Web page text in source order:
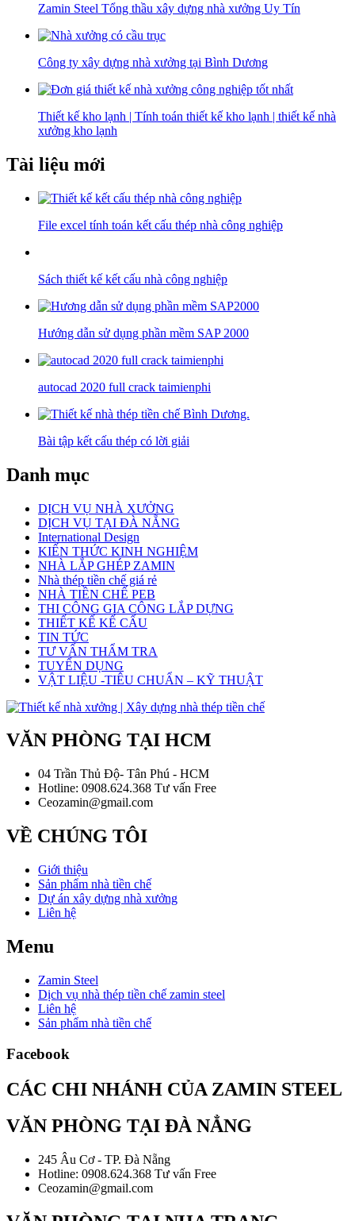
Zamin Steel Tổng thầu xây dựng nhà xưởng Uy Tín
Công ty xây dựng nhà xưởng tại Bình Dương
Thiết kế kho lạnh | Tính toán thiết kế kho lạnh | thiết kế nhà
xưởng kho lạnh
Tài liệu mới
File excel tính toán kết cấu thép nhà công nghiệp
Sách thiết kế kết cấu nhà công nghiệp
Hướng dẫn sử dụng phần mềm SAP 2000
autocad 2020 full crack taimienphi
Bài tập kết cấu thép có lời giải
Danh mục
DỊCH VỤ NHÀ XƯỞNG
DỊCH VỤ TẠI ĐÀ NẴNG
International Design
KIẾN THỨC KINH NGHIỆM
NHÀ LẮP GHÉP ZAMIN
Nhà thép tiền chế giá rẻ
NHÀ TIỀN CHẾ PEB
THI CÔNG GIA CÔNG LẮP DỰNG
THIẾT KẾ KẾ CẤU
TIN TỨC
TƯ VẤN THẨM TRA
TUYỂN DỤNG
VẬT LIỆU -TIÊU CHUẨN – KỸ THUẬT
VĂN PHÒNG TẠI HCM
04 Trần Thủ Độ- Tân Phú - HCM
Hotline: 0908.624.368 Tư vấn Free
Ceozamin@gmail.com
VỀ CHÚNG TÔI
Giới thiệu
Sản phẩm nhà tiền chế
Dự án xây dựng nhà xưởng
Liên hệ
Menu
Zamin Steel
Dịch vụ nhà thép tiền chế zamin steel
Liên hệ
Sản phẩm nhà tiền chế
Facebook
CÁC CHI NHÁNH CỦA ZAMIN STEEL
VĂN PHÒNG TẠI ĐÀ NẲNG
245 Âu Cơ - TP. Đà Nẵng
Hotline: 0908.624.368 Tư vấn Free
Ceozamin@gmail.com